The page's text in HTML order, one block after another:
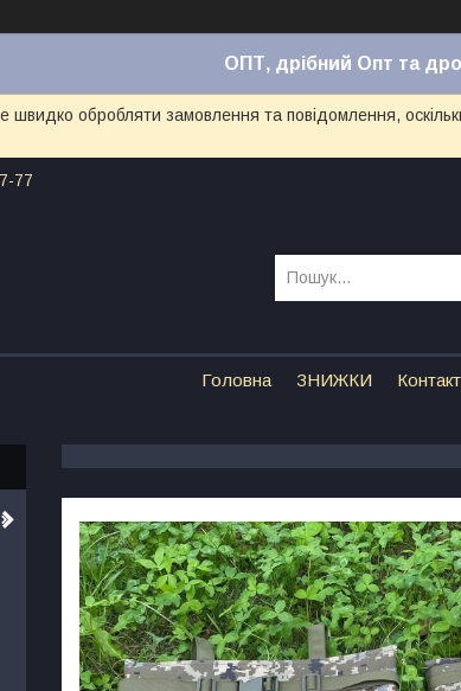
ОПТ, дрібний Опт та
швидко обробляти замовлення та повідомлення,
77
Головна ЗНИЖКИ